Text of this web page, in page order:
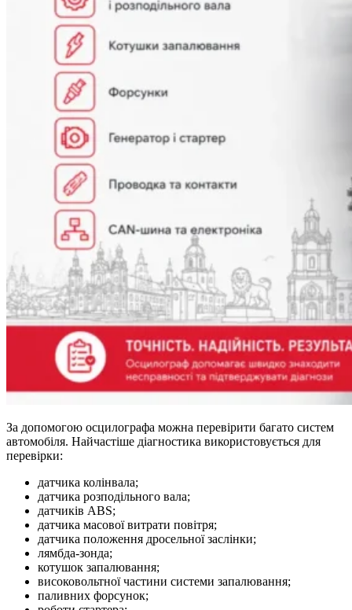
За допомогою осцилографа можна перевірити багато систем
автомобіля. Найчастіше діагностика використовується для
перевірки:
датчика колінвала;
датчика розподільного вала;
датчиків ABS;
датчика масової витрати повітря;
датчика положення дросельної заслінки;
лямбда-зонда;
котушок запалювання;
високовольтної частини системи запалювання;
паливних форсунок;